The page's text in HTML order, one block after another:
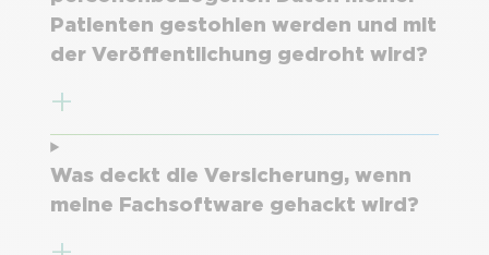
Patienten gestohlen werden und mit
der Veröffentlichung gedroht wird?
Was deckt die Versicherung, wenn
meine Fachsoftware gehackt wird?